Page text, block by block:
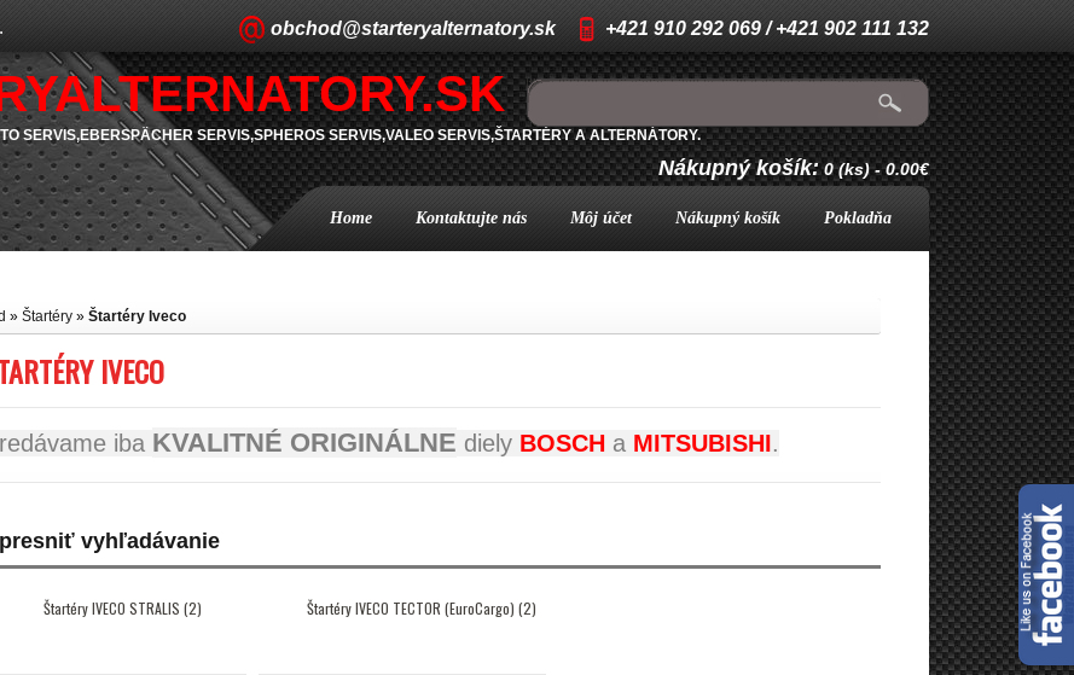
. +421 910 292 069 / +421 902 111 132
obchod@starteryalternatory.sk
SERVIS,EBERSPÄCHER SERVIS,SPHEROS SERVIS,VALEO SERVIS,ŠTARTÉRY A ALTERNÁTORY.
Nákupný košík: 0 (ks) - 0.00€
Home Kontaktujte nás Môj účet Nákupný košík Pokladňa
» Štartéry » Štartéry Iveco
IVECO
iba KVALITNÉ ORIGINÁLNE diely BOSCH a MITSUBISHI.
vyhľadávanie
Štartéry IVECO STRALIS (2) Štartéry IVECO TECTOR (EuroCargo) (2)